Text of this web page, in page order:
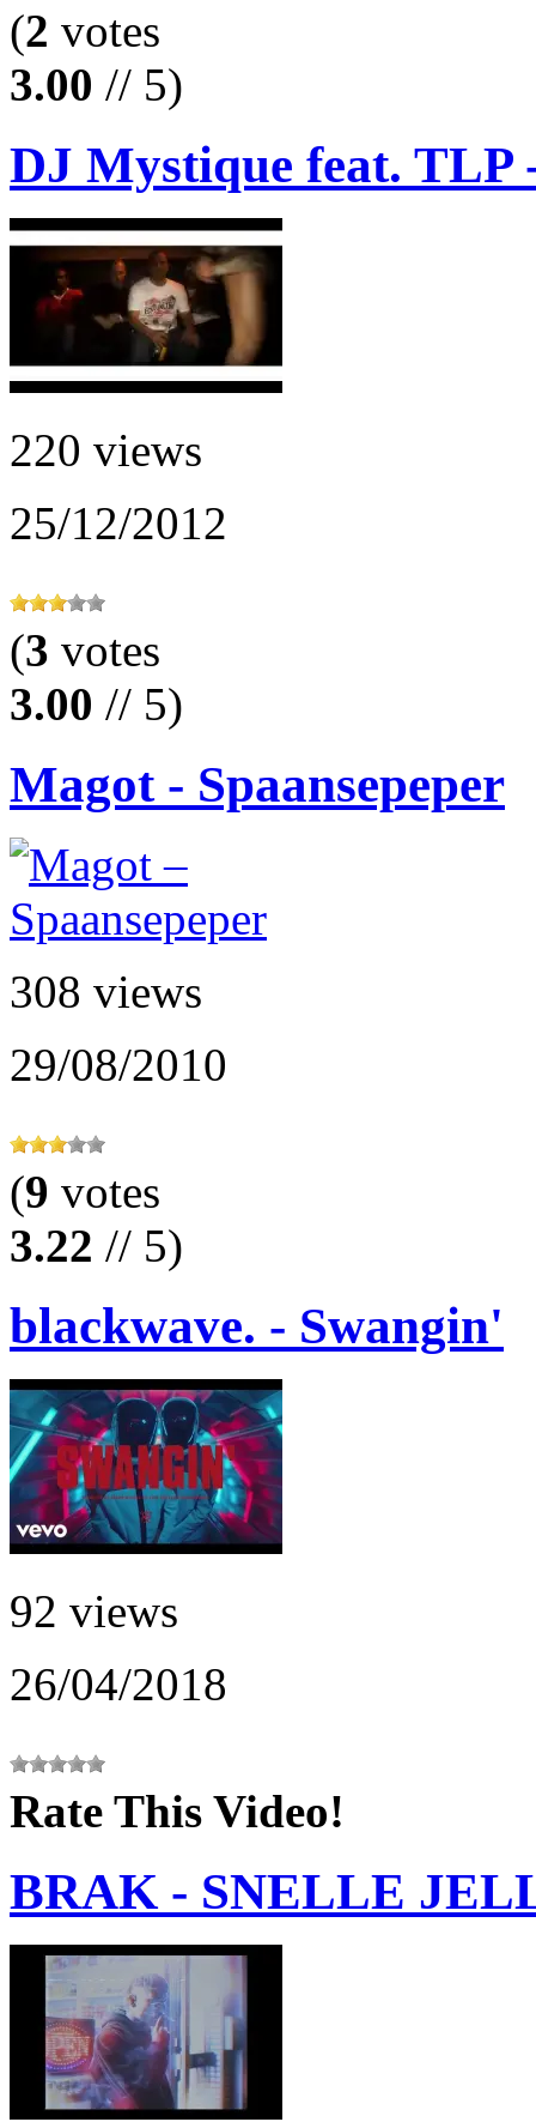
(2 votes
3.00 // 5)
DJ Mystique feat. TLP
220 views
25/12/2012
(3 votes
3.00 // 5)
Magot - Spaansepeper
308 views
29/08/2010
(9 votes
3.22 // 5)
blackwave. - Swangin'
92 views
26/04/2018
Rate This Video!
BRAK - SNELLE